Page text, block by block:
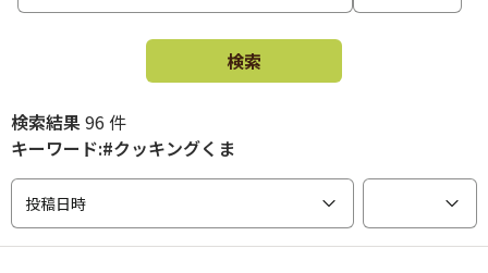
検索
検索結果96 件
キーワード:#クッキングくま
投稿日時